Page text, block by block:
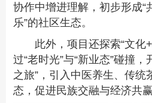
协作中增进理解，初步形成“
乐”的社区生态。
此外， 项目还探索“文化+
过“老时光”与“新业态”碰撞，
之旅” ，引入中医养生、传
态，促进民族交融与经济共赢